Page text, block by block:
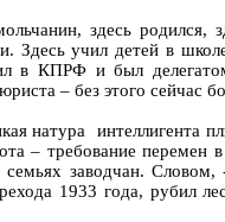
здесь родился,
Здесь учил детей в
в КПРФ и был
– без этого сейчас
натура интеллигента
– требование перемен
заводчан.
1933 года, рубил